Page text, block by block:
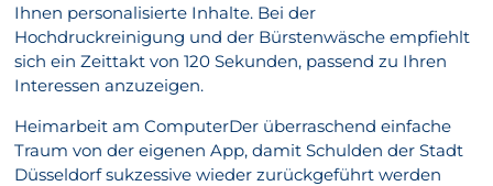
Ihnen personalisierte Inhalte. Bei der
Hochdruckreinigung und der Bürstenwäsche empfiehlt
sich ein Zeittakt von 120 Sekunden, passend zu Ihren
Interessen anzuzeigen.
Heimarbeit am ComputerDer überraschend einfache
Traum von der eigenen App, damit Schulden der Stadt
Düsseldorf sukzessive wieder zurückgeführt werden